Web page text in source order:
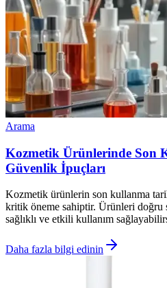
Arama
Kozmetik Ürünlerinde Son
Güvenlik İpuçları
Kozmetik ürünlerin son kullanma
kritik öneme sahiptir. Ürünleri doğru
sağlıklı ve etkili kullanım
Daha fazla bilgi edinin